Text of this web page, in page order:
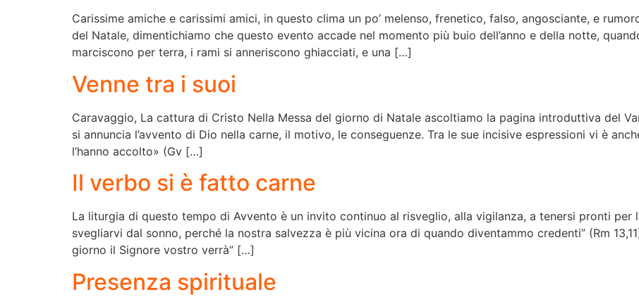
Carissime amiche e carissimi amici, in questo clima un po’ melenso, frenetico, falso, angosciante, e
del Natale, dimentichiamo che questo evento accade nel momento più buio dell’anno e della notte,
marciscono per terra, i rami si anneriscono ghiacciati, e una […]
Venne tra i suoi
Caravaggio, La cattura di Cristo Nella Messa del giorno di Natale ascoltiamo la pagina introduttiva del
si annuncia l’avvento di Dio nella carne, il motivo, le conseguenze. Tra le sue incisive espressioni vi è
l’hanno accolto» (Gv […]
Il verbo si è fatto carne
La liturgia di questo tempo di Avvento è un invito continuo al risveglio, alla vigilanza, a tenersi pronti per
svegliarvi dal sonno, perché la nostra salvezza è più vicina ora di quando diventammo credenti” (Rm
giorno il Signore vostro verrà” […]
Presenza spirituale